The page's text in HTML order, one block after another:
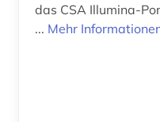
jonson (1)
das CSA Illumina-
... Mehr